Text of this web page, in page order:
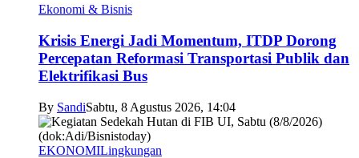
Ekonomi & Bisnis
Krisis Energi Jadi Momentum, ITDP Dorong
Percepatan Reformasi Transportasi Publik dan
Elektrifikasi Bus
By SandiSabtu, 8 Agustus 2026, 14:04
EKONOMILingkungan